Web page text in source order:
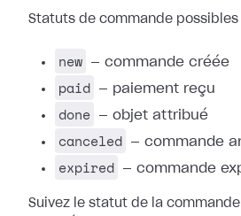
Statuts de commande possibles
new — commande créée
paid — paiement reçu
done — objet attribué
canceled — commande
expired — commande
Suivez le statut de la